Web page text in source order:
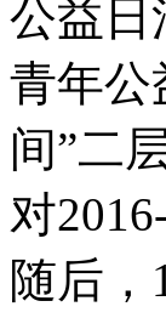
公益日
青年公
间”二
对
随后